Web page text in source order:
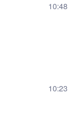
10:48
10:23